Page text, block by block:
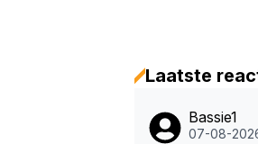
Laatste
Bassie1
07-08-